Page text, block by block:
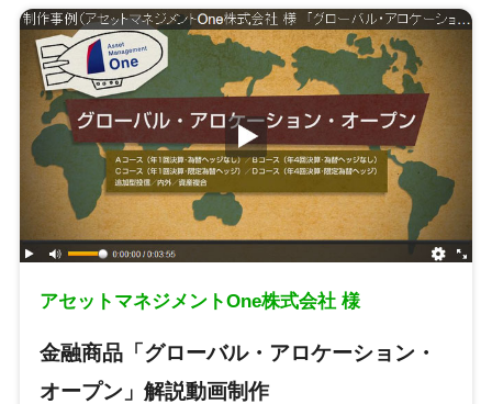
アセットマネジメントOne株式会社 様
金融商品「グローバル・アロケーション・
オープン」解説動画制作